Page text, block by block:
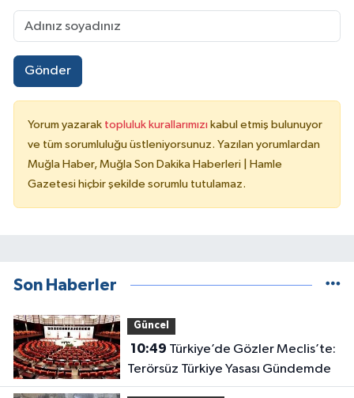
Gönder
Yorum yazarak topluluk kurallarımızı kabul etmiş bulunuyor
ve tüm sorumluluğu üstleniyorsunuz. Yazılan yorumlardan
Muğla Haber, Muğla Son Dakika Haberleri | Hamle
Gazetesi hiçbir şekilde sorumlu tutulamaz.
Son Haberler
Güncel
10:49
Terörsüz Türkiye Yasası Gündemde